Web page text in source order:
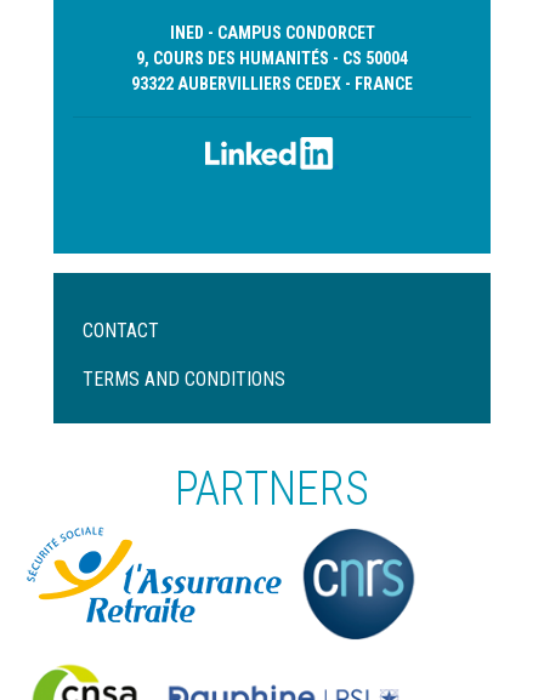
INED - CAMPUS CONDORCET
9, COURS DES HUMANITÉS - CS 50004
93322 AUBERVILLIERS CEDEX - FRANCE
Menu
de
CONTACT
TERMS AND CONDITIONS
PARTNERS